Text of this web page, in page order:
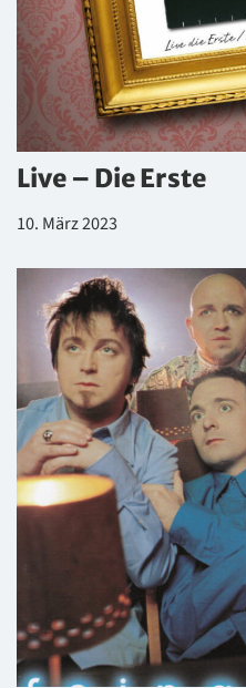
Live – Die Erste
10. März 2023